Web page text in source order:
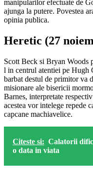
manipularilor efectuate de
ajunga la putere. Povestea
opinia publica.
Heretic (27
Scott Beck si Bryan Woods
l in centrul atentiei pe Hugh
barbat destul de primitor va
misionare ale bisericii
Barnes, interpretate
acestea vor intelege repede
capcane machiavelice.
Citeste si: Calatorii
o data in viata